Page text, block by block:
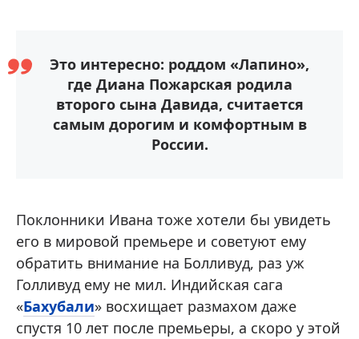
Это интересно: роддом «Лапино»,
где Диана Пожарская родила
второго сына Давида, считается
самым дорогим и комфортным в
России.
Поклонники Ивана тоже хотели бы увидеть
его в мировой премьере и советуют ему
обратить внимание на Болливуд, раз уж
Голливуд ему не мил. Индийская сага
«Бахубали» восхищает размахом даже
спустя 10 лет после премьеры, а скоро у этой